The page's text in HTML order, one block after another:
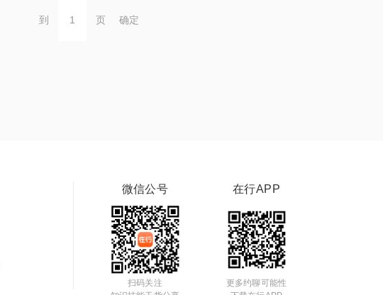
到 页 确定
微信公号
扫码关注
在行APP
更多约聊可能性